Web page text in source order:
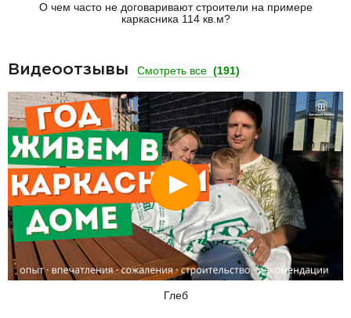
О чем часто не договаривают строители на примере
каркасника 114 кв.м?
Видеоотзывы Смотреть все (191)
Смотреть
Глеб